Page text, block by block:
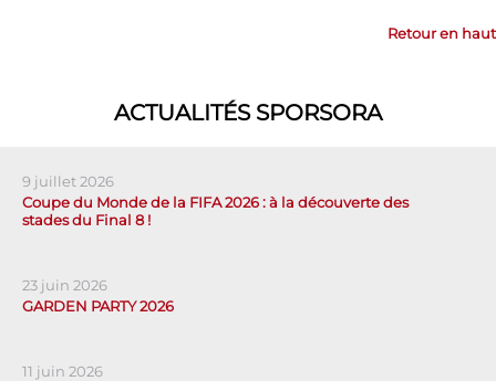
Retour en haut
ACTUALITÉS SPORSORA
9 juillet 2026
Coupe du Monde de la FIFA 2026 : à la découverte des
stades du Final 8 !
23 juin 2026
GARDEN PARTY 2026
11 juin 2026